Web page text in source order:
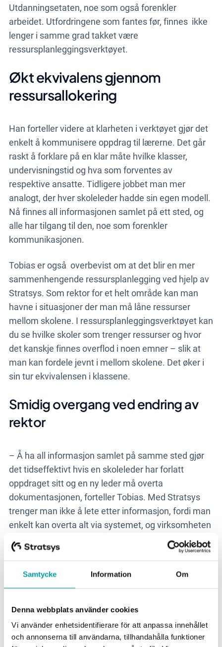
Samtycke Information Om
Denna webbplats använder cookies
Vi använder enhetsidentifierare för att anpassa innehållet
och annonserna till användarna, tillhandahålla funktioner
Utdanningsetaten, noe som også forenkler
arbeidet. Utfordringene som fantes før, finnes ikke
lenger i samme grad takket være
ressursplanleggingsverktøyet.
Økt ekvivalens gjennom
ressursallokering
Han forteller videre at klarheten i verktøyet gjør det
enkelt å kommunisere oppdrag til lærerne. Det går
raskt å forklare på en klar måte hvilke klasser,
undervisningstid og hva som forventes av
respektive ansatte. Tidligere jobbet man mer
analogt, der hver skoleleder hadde sin egen modell.
Nå finnes all informasjonen samlet på ett sted, og
alle har tilgang til den, noe som forenkler
kommunikasjonen.
Tobias er også overbevist om at det blir en mer
sammenhengende ressursplanlegging ved hjelp av
Stratsys. Som rektorforet helt område kan man
havne i situasjoner der man må låne ressurser
mellom skolene. I ressursplanleggingsverktøyet kan
du se hvilke skoler som trenger ressurserog hvor
det kanskje finnesoverflod i noen emner – slik at
man kan fordele jevnt i mellom skolene. Det øker i
sin tur ekvivalensen i klassene.
Smidig overgang ved endring av
rektor
– Å ha all informasjon samlet på samme sted gjør
det tidseffektivt hvis en skoleleder har forlatt
oppdraget sitt og en ny leder må overta
dokumentasjonen, forteller Tobias. Med Stratsys
trenger man ikke å lete etter informasjon, fordi man
enkelt kan overta alt via systemet, og virksomheten
kan fortsette som vanlig uten avbrudd. Det
fremmer også
den kollegiale læringen mellom
informasjonmellom skoler og gjør det mulig å lære
Hva er din favorittfunksjon i Stratsys?
–Situasjonsanalyse er en favoritt for min del,